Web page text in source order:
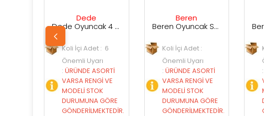
Dede Oyuncak 4 Tekerlekli Scooter
Koli İçi Adet : 6
VARSA RENGİ VE
GÖNDERİLMEKTEDİR.
Beren Oyuncak Scooter Pembe
Koli İçi Adet :
Önemli Uyarı
:ÜRÜNDE ASORTİ
VARSA RENGİ VE
MODELİ STOK
DURUMUNA GÖRE
GÖNDERİLMEKTEDİR.
Beren Oyuncak 3 Tekerli Scooter Arabalar
Koli İçi Adet :
Önemli Uyarı
:ÜRÜNDE ASORTİ
VARSA RENGİ VE
MODELİ STOK
DURUMUNA GÖRE
GÖNDERİLMEKTEDİR.